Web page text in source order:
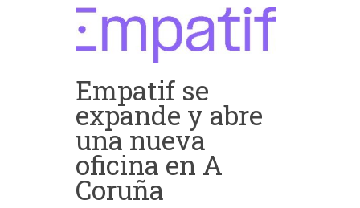
Empatif se
expande y abre
una nueva
oficina en A
Coruña